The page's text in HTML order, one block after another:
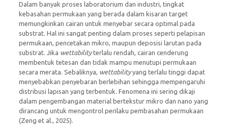
Dalam banyak proses laboratorium dan industri, tingkat
kebasahan permukaan yang berada dalam kisaran target
memungkinkan cairan untuk menyebar secara optimal pada
substrat. Hal ini sangat penting dalam proses seperti pelapisan
permukaan, pencetakan mikro, maupun deposisi larutan pada
substrat. Jika wettabilityterlalu rendah, cairan cenderung
membentuk tetesan dan tidak mampu menutupi permukaan
secara merata. Sebaliknya, wettabilityyang terlalu tinggi dapat
menyebabkan penyebaran berlebihan sehingga mempengaruhi
distribusi lapisan yang terbentuk. Fenomena ini sering dikaji
dalam pengembangan material bertekstur mikro dan nano yang
dirancang untuk mengontrol perilaku pembasahan permukaan
(Zeng et al., 2025).